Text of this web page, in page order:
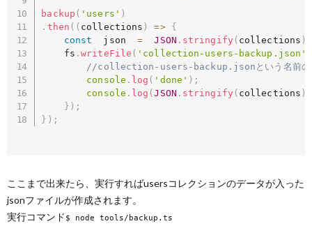
backup ( 'users' )
. then ( ( collections ) =>
{
const
  json
= JSON . stringify ( collections )
    fs
.writeFile ( 'collection-users-backup.json'
//collection-users-backup.jsonという名前のフ
console . log ( 'done' ) ;
console . log (JSON . stringify ( collections )
} ) ;
} ) ;
ここまで出来たら、実行すればusersコレクションのデータが入った
jsonファイルが作成されます。
実行コマンド $ node tools/backup.ts